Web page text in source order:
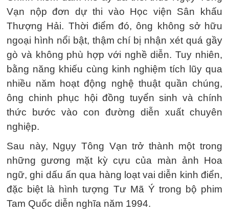
Vạn nộp đơn dự thi vào Học viện Sân khấu
Thượng Hải. Thời điểm đó, ông không sở hữu
ngoại hình nổi bật, thậm chí bị nhận xét quá gầy
gò và không phù hợp với nghề diễn. Tuy nhiên,
bằng năng khiếu cùng kinh nghiệm tích lũy qua
nhiều năm hoạt động nghệ thuật quần chúng,
ông chinh phục hội đồng tuyển sinh và chính
thức bước vào con đường diễn xuất chuyên
nghiệp.
Sau này, Ngụy Tông Vạn trở thành một trong
những gương mặt kỳ cựu của màn ảnh Hoa
ngữ, ghi dấu ấn qua hàng loạt vai diễn kinh điển,
đặc biệt là hình tượng Tư Mã Ý trong bộ phim
Tam Quốc diễn nghĩa năm 1994.